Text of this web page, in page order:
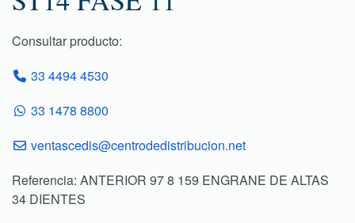
Consultar producto:
33 4494 4530
33 1478 8800
ventascedis@centrodedistribucion.net
Referencia: ANTERIOR 97 8 159 ENGRANE DE ALTAS
34 DIENTES